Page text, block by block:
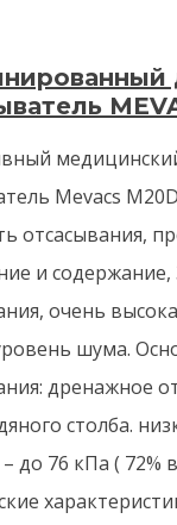
Mevacs
отсасывания,
и
очень
шума.
дренажное
столба.
до 76 кПа ( 72%